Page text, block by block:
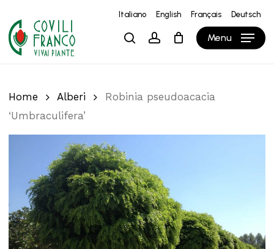
main
content
Italiano English Français Deutsch
searchaccount Menu
Carrello Close
Cart
Home Alberi
Robinia pseudoacacia
‘Umbraculifera’